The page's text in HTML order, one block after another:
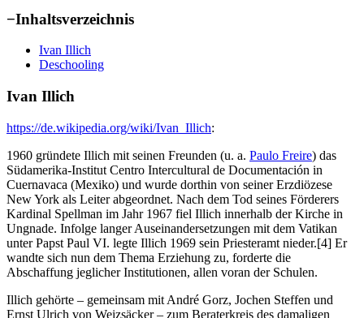
−Inhaltsverzeichnis
Ivan Illich
Deschooling
Ivan Illich
https://de.wikipedia.org/wiki/Ivan_Illich:
1960 gründete Illich mit seinen Freunden (u. a. Paulo Freire) das
Südamerika-Institut Centro Intercultural de Documentación in
Cuernavaca (Mexiko) und wurde dorthin von seiner Erzdiözese
New York als Leiter abgeordnet. Nach dem Tod seines Förderers
Kardinal Spellman im Jahr 1967 fiel Illich innerhalb der Kirche in
Ungnade. Infolge langer Auseinandersetzungen mit dem Vatikan
unter Papst Paul VI. legte Illich 1969 sein Priesteramt nieder.[4] Er
wandte sich nun dem Thema Erziehung zu, forderte die
Abschaffung jeglicher Institutionen, allen voran der Schulen.
Illich gehörte – gemeinsam mit André Gorz, Jochen Steffen und
Ernst Ulrich von Weizsäcker – zum Beraterkreis des damaligen